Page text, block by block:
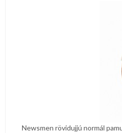
Newsmen rövidujjú normál